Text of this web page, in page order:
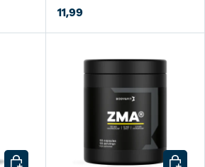
11,99
KIES MOGELIJKHEDEN KIES